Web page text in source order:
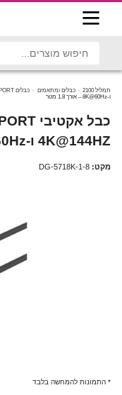
תמליל 2100 כבלים ומתאמים כבלים DISPLAYPORT
ו-8K@60Hz – אורך 1.8 מטר
4K@144HZ ו-8K@60Hz – אורך 1.8 מטר
מקט: DG-5718K-1-8
* התמונות להמחשה בלבד